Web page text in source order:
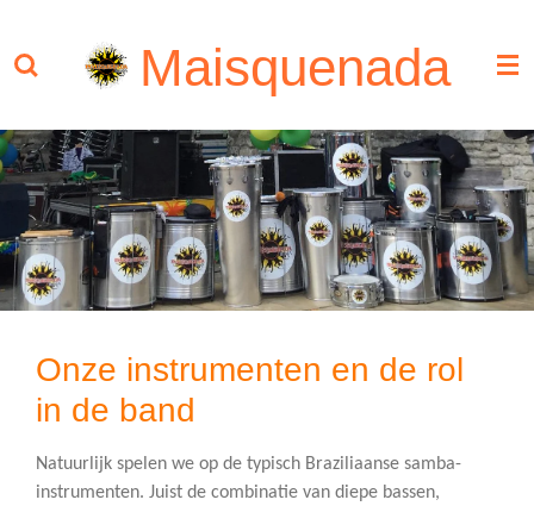
direct
naar
hoofdinhoud
Maisquenada
Onze instrumenten en de rol
in de band
Natuurlijk spelen we op de typisch Braziliaanse samba-
instrumenten. Juist de combinatie van diepe bassen,